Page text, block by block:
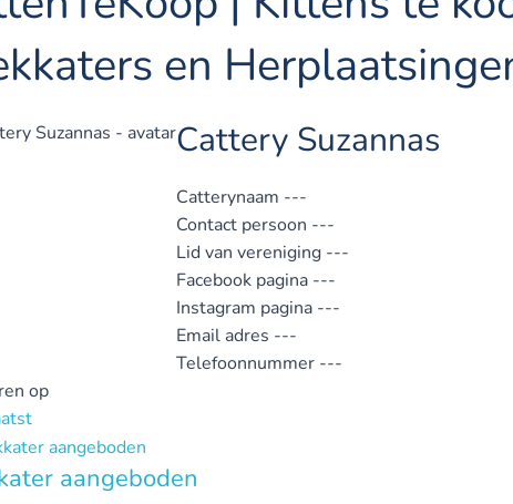
en
Cattery Suzannas
Catterynaam ---
Contact persoon ---
Lid van vereniging ---
Facebook pagina ---
Instagram pagina ---
Email adres ---
Telefoonnummer ---
op
aangeboden